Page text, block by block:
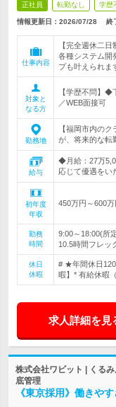
正社員 転勤なし 学歴
情報更新日：2026/07/28 終
仕事内容
【完全週休二
各種システム開
プも叶えられま
対象と
なる方
【学歴不問】◆
／WEB面接可
勤務地
【福岡市内の
が、将来的な転
給与
◆月給：27万
応じて優遇を
初年度
年収
450万円～600万
勤務
時間
9:00～18:00(所
10.5時間フレッ
休日
休暇
# ★年間休日
暇】* 有給休暇
求人詳細を見
株式会社ワビット | くる
底管理
《東京採用》働きや